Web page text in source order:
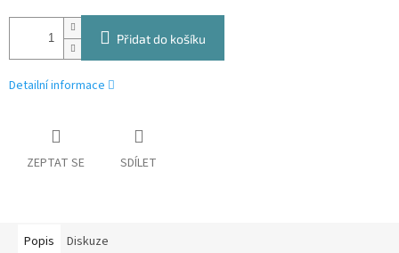
Přidat do košíku
Detailní informace
ZEPTAT SE SDÍLET
Popis Diskuze